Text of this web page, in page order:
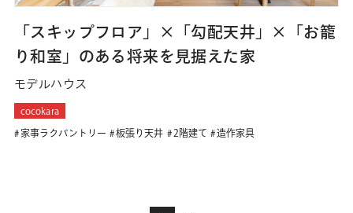
「スキップフロア」×「勾配天井」×「お籠
り和室」のある将来を見据えた家
モデルハウス
cocokara
家事ラクパントリー 板張り天井 2階建て 造作家具